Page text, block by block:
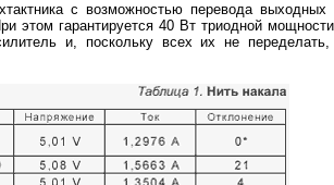
с возможностью перевода выходных
этом гарантируется 40 Вт триодной
и, поскольку всех их не